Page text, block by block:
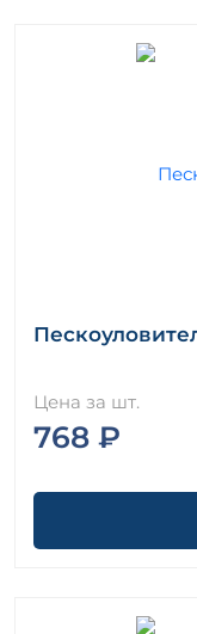
Цена за шт.
768 ₽